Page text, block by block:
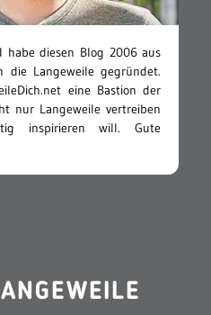
habe diesen Blog 2006 aus
die Langeweile gegründet.
eine Bastion der
nur Langeweile vertreiben
inspirieren will. Gute